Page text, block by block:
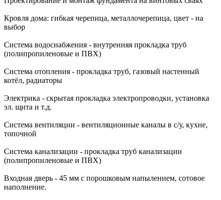
Кровля дома: гибкая черепица, металлочерепица, цвет - на
выбор
Система водоснабжения - внутренняя прокладка труб
(полипропиленовые и ПВХ)
Система отопления - прокладка труб, газовый настенный
котёл, радиаторы
Электрика - скрытая прокладка электропроводки, установка
эл. щита и т.д.
Система вентиляции - вентиляционные каналы в с/у, кухне,
топочной
Система канализации - прокладка труб канализации
(полипропиленовые и ПВХ)
Входная дверь - 45 мм с порошковым напылением, сотовое
наполнение.